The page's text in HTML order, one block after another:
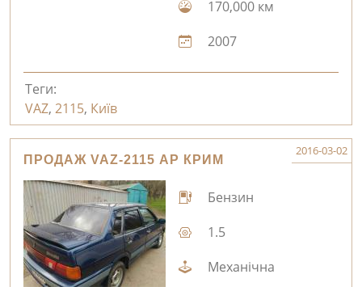
170,000 км
2007
Теги:
VAZ, 2115, Київ
ПРОДАЖ VAZ-2115 АР КРИМ
2016-03-02
Бензин
1.5
Механічна